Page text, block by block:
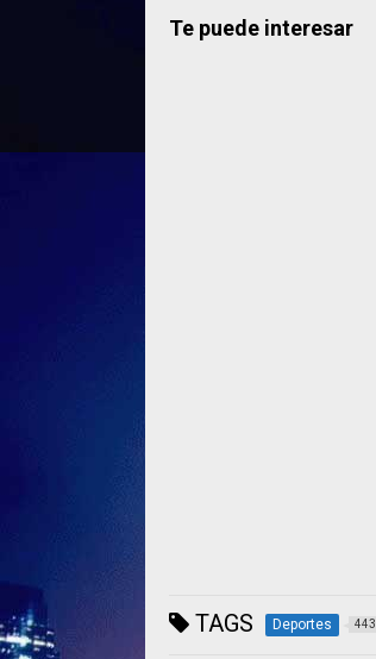
Te puede interesar
TAGS Deportes 443